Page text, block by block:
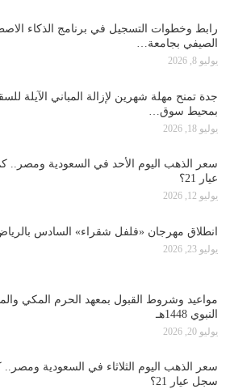
رابط وخطوات التسجيل في برنامج الذكاء
الصيفي بجامعة…
يوليو 8, 2026
جدة تمنح مهلة شهرين لإزالة المباني الآيلة
بمحيط سوق…
يوليو 18, 2026
سعر الذهب اليوم الأحد في السعودية
عيار 21؟
يوليو 12, 2026
انطلاق مهرجان «فلفل شقراء» السادس
يوليو 23, 2026
مواعيد وشروط القبول بمعهد الحرم المكي
النبوي 1448هـ
يوليو 20, 2026
سعر الذهب اليوم الثلاثاء في السعودية ومصر..
سجل عيار 21؟